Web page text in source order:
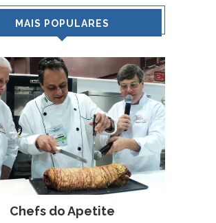
MAIS POPULARES
Chefs do Apetite